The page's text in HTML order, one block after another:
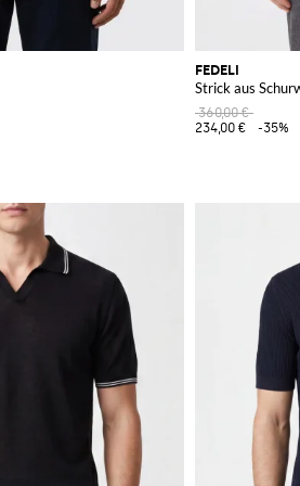
FEDELI
Strick aus
360,00 €
234,00 €
-35%